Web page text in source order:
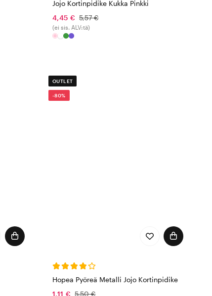
Jojo Kortinpidike Kukka Pinkki
4,45 € 5,57 €
(ei sis. ALV:tä)
OUTLET
-80%
Hopea Pyöreä Metalli Jojo Kortinpidike
1,11 € 5,50 €